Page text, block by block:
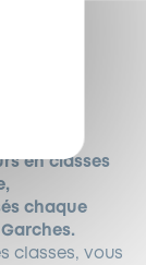
en classes
chaque
classes, vous